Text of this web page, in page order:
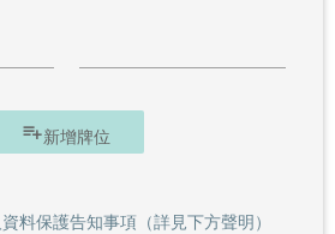
playlist_add新增牌位
料保護告知事項（詳見下方聲明）